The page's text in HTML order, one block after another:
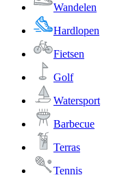
Wandelen
Hardlopen
Fietsen
Golf
Watersport
Barbecue
Terras
Tennis